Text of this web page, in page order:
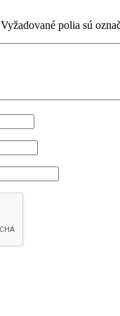
Vyžadované polia sú